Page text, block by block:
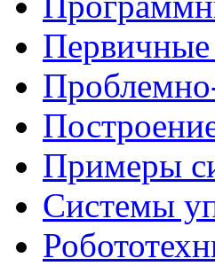
Первичные
Примеры
Системы